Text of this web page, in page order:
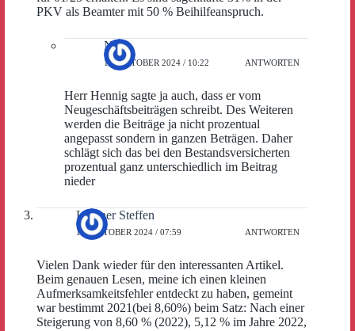
PKV als Beamter mit 50 % Beihilfeanspruch.
Noel
18. OKTOBER 2024 / 10:22 ANTWORTEN
Herr Hennig sagte ja auch, dass er vom
Neugeschäftsbeiträgen schreibt. Des Weiteren
werden die Beiträge ja nicht prozentual
angepasst sondern in ganzen Beträgen. Daher
schlägt sich das bei den Bestandsversicherten
prozentual ganz unterschiedlich im Beitrag
nieder
Lindner Steffen
18. OKTOBER 2024 / 07:59 ANTWORTEN
Vielen Dank wieder für den interessanten Artikel.
Beim genauen Lesen, meine ich einen kleinen
Aufmerksamkeitsfehler entdeckt zu haben, gemeint
war bestimmt 2021(bei 8,60%) beim Satz: Nach einer
Steigerung von 8,60 % (2022), 5,12 % im Jahre 2022,